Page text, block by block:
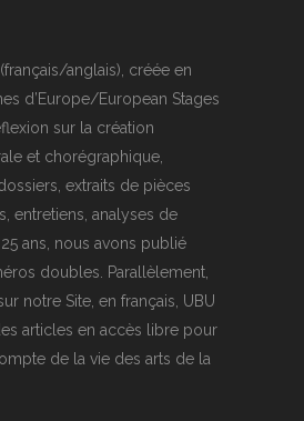
anglais), créée en
d’Europe/European Stages
sur la création
et chorégraphique,
extraits de pièces
entretiens, analyses de
ans, nous avons publié
doubles. Parallèlement,
notre Site, en français, UBU
articles en accès libre pour
de la vie des arts de la